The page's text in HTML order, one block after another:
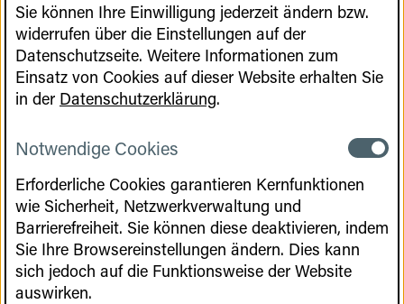
Sie können Ihre Einwilligung jederzeit ändern bzw.
widerrufen über die Einstellungen auf der
Datenschutzseite. Weitere Informationen zum
Einsatz von Cookies auf dieser Website erhalten Sie
in der Datenschutzerklärung.
Notwendige Cookies
Cookies
Erforderliche Cookies garantieren Kernfunktionen
wie Sicherheit, Netzwerkverwaltung und
Barrierefreiheit. Sie können diese deaktivieren, indem
Sie Ihre Browsereinstellungen ändern. Dies kann
sich jedoch auf die Funktionsweise der Website
auswirken.